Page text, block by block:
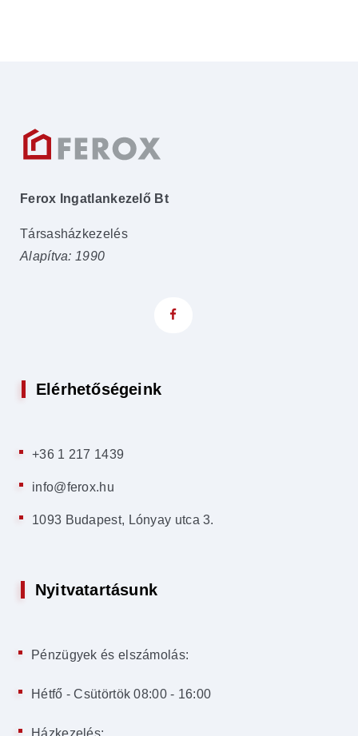
Ferox Ingatlankezelő Bt
Társasházkezelés
Alapítva: 1990
Elérhetőségeink
+36 1 217 1439
info@ferox.hu
1093 Budapest, Lónyay utca 3.
Nyitvatartásunk
Pénzügyek és elszámolás:
Hétfő - Csütörtök 08:00 - 16:00